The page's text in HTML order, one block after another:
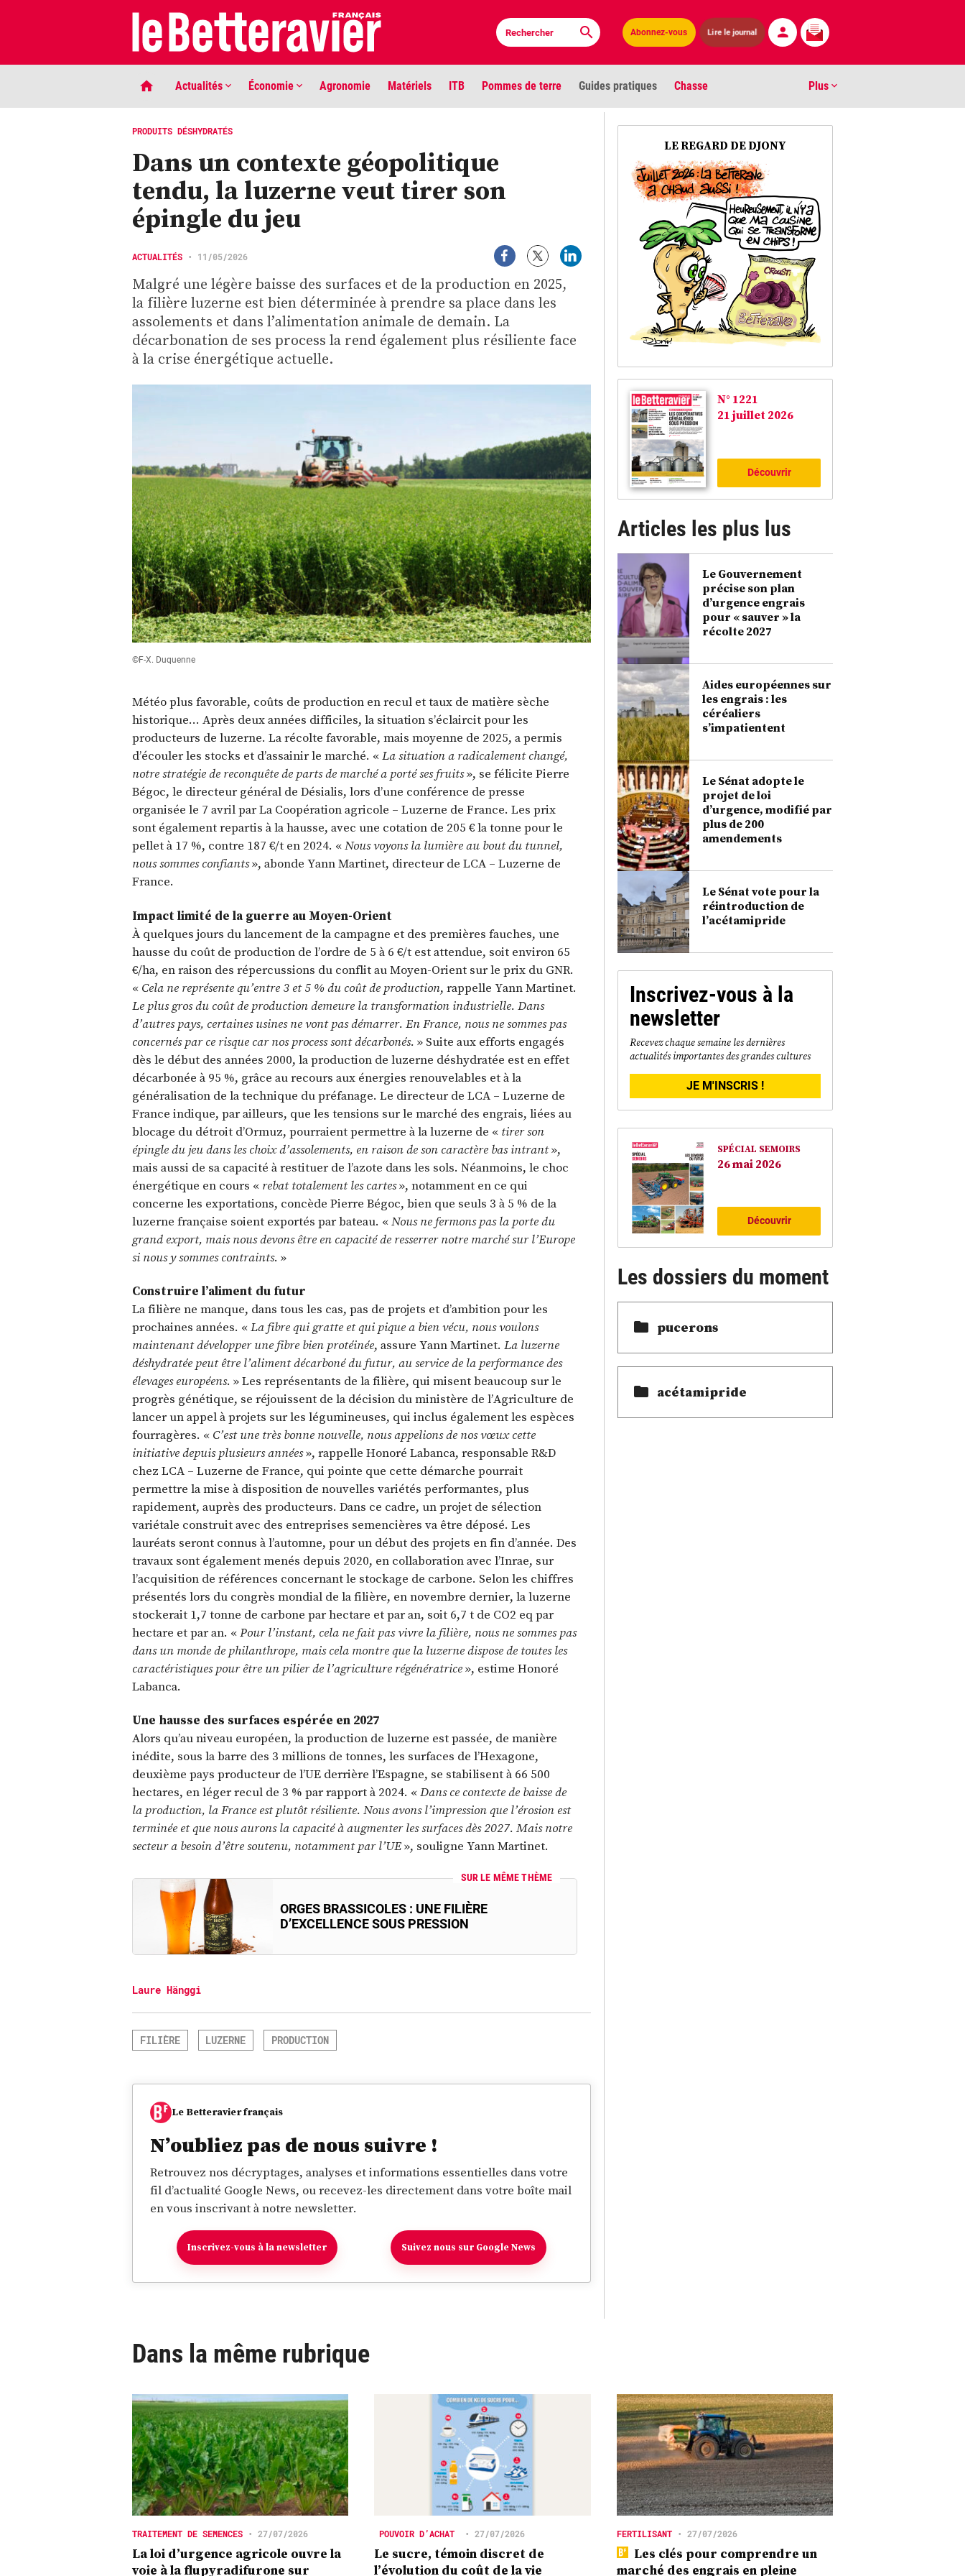
Abonnez-vous Lire le journal
Actualités Économie Agronomie Matériels ITB Pommes de terre Guides pratiques Chasse Plus
LIGNE DE MIRE
Phaco quand tu nous tiens … Les louvetiers devant le Parlement
PLUS
Anciens numéros
Biocarburants
Environnement
Vidéos
Contact
PRODUITS DÉSHYDRATÉS
Dans un contexte géopolitique
tendu, la luzerne veut tirer son
épingle du jeu
ACTUALITÉS • 11/05/2026
Malgré une légère baisse des surfaces et de la production en 2025,
la filière luzerne est bien déterminée à prendre sa place dans les
assolements et dans l’alimentation animale de demain. La
décarbonation de ses process la rend également plus résiliente face
à la crise énergétique actuelle.
©F-X. Duquenne
Météo plus favorable, coûts de production en recul et taux de matière sèche
historique… Après deux années difficiles, la situation s’éclaircit pour les
producteurs de luzerne. La récolte favorable, mais moyenne de 2025, a permis
d’écouler les stocks et d’assainir le marché. «La situation a radicalement changé,
notre stratégie de reconquête de parts de marché a porté ses fruits», se félicite Pierre
Bégoc, le directeur général de Désialis, lors d’une conférence de presse
organisée le 7 avril par La Coopération agricole – Luzerne de France. Les prix
sont également repartis à la hausse, avec une cotation de 205 € la tonne pour le
pellet à 17 %, contre 187 €/t en 2024. «Nous voyons la lumière au bout du tunnel,
nous sommes confiants», abonde Yann Martinet, directeur de LCA – Luzerne de
France.
Impact limité de la guerre au Moyen-Orient
À quelques jours du lancement de la campagne et des premières fauches, une
hausse du coût de production de l’ordre de 5 à 6 €/t est attendue, soit environ 65
€/ha, en raison des répercussions du conflit au Moyen-Orient sur le prix du GNR.
« Cela ne représente qu’entre 3 et 5 % du coût de production, rappelle Yann Martinet.
Le plus gros du coût de production demeure la transformation industrielle. Dans
d’autres pays, certaines usines ne vont pas démarrer. En France, nous ne sommes pas
concernés par ce risque car nos process sont décarbonés. » Suite aux efforts engagés
dès le début des années 2000, la production de luzerne déshydratée est en effet
décarbonée à 95 %, grâce au recours aux énergies renouvelables et à la
généralisation de la technique du préfanage. Le directeur de LCA – Luzerne de
France indique, par ailleurs, que les tensions sur le marché des engrais, liées au
blocage du détroit d’Ormuz, pourraient permettre à la luzerne de « tirer son
épingle du jeu dans les choix d’assolements, en raison de son caractère bas intrant»,
mais aussi de sa capacité à restituer de l’azote dans les sols. Néanmoins, le choc
énergétique en cours « rebat totalement les cartes», notamment en ce qui
concerne les exportations, concède Pierre Bégoc, bien que seuls 3 à 5 % de la
luzerne française soient exportés par bateau. «Nous ne fermons pas la porte du
grand export, mais nous devons être en capacité de resserrer notre marché sur l’Europe
si nous y sommes contraints. »
Construire l’aliment du futur
La filière ne manque, dans tous les cas, pas de projets et d’ambition pour les
prochaines années. «La fibre qui gratte et qui pique a bien vécu, nous voulons
maintenant développer une fibre bien protéinée, assure Yann Martinet. La luzerne
déshydratée peut être l’aliment décarboné du futur, au service de la performance des
élevages européens. » Les représentants de la filière, qui misent beaucoup sur le
progrès génétique, se réjouissent de la décision du ministère de l’Agriculture de
lancer un appel à projets sur les légumineuses, qui inclus également les espèces
fourragères. « C’est une très bonne nouvelle, nous appelions de nos vœux cette
initiative depuis plusieurs années», rappelle Honoré Labanca, responsable R&D
chez LCA – Luzerne de France, qui pointe que cette démarche pourrait
permettre la mise à disposition de nouvelles variétés performantes, plus
rapidement, auprès des producteurs. Dans ce cadre, un projet de sélection
variétale construit avec des entreprises semencières va être déposé. Les
lauréats seront connus à l’automne, pour un début des projets en fin d’année. Des
travaux sont également menés depuis 2020, en collaboration avec l’Inrae, sur
l’acquisition de références concernant le stockage de carbone. Selon les chiffres
présentés lors du congrès mondial de la filière, en novembre dernier, la luzerne
stockerait 1,7 tonne de carbone par hectare et par an, soit 6,7 t de CO2 eq par
hectare et par an. «Pour l’instant, cela ne fait pas vivre la filière, nous ne sommes pas
dans un monde de philanthrope, mais cela montre que la luzerne dispose de toutes les
caractéristiquespour être un pilier de l’agriculture régénératrice», estime Honoré
Labanca.
Une hausse des surfaces espérée en 2027
Alors qu’au niveau européen, la production de luzerne est passée, de manière
inédite, sous la barre des 3 millions de tonnes, les surfaces de l’Hexagone,
deuxième pays producteur de l’UE derrière l’Espagne, se stabilisent à 66 500
hectares, en léger recul de 3 % par rapport à 2024. «Dans ce contexte de baisse de
la production, la France est plutôt résiliente. Nous avons l’impression que l’érosion est
terminée et que nous aurons la capacité à augmenter les surfaces dès 2027. Mais notre
secteur a besoin d’être soutenu, notamment par l’UE», souligne Yann Martinet.
SUR LE MÊME THÈME
ORGES BRASSICOLES : UNE FILIÈRE
D’EXCELLENCE SOUS PRESSION
Laure Hänggi
FILIÈRE LUZERNE PRODUCTION
Le Betteravier français
N’oubliez pas de nous suivre !
Retrouvez nos décryptages, analyses et informations essentielles dans votre
fil d’actualité Google News, ou recevez-les directement dans votre boîte mail
en vous inscrivant à notre newsletter.
Inscrivez-vous à la newsletter Suivez nous sur Google News
LE REGARD DE DJONY
N° 1221
21 juillet 2026
Découvrir
Articles les plus lus
Le Gouvernement
précise son plan
d’urgence engrais
pour « sauver » la
récolte 2027
Aides européennes sur
les engrais : les
céréaliers
s’impatientent
Le Sénat adopte le
projet de loi
d’urgence, modifié par
plus de 200
amendements
Le Sénat vote pour la
réintroduction de
l’acétamipride
Inscrivez-vous à la
newsletter
Recevez chaque semaine les dernières
actualités importantes des grandes cultures
JE M'INSCRIS !
SPÉCIAL SEMOIRS
26 mai 2026
Découvrir
Les dossiers du moment
pucerons
acétamipride
Dans la même rubrique
TRAITEMENT DE SEMENCES • 27/07/2026
La loi d’urgence agricole ouvre la
voie à la flupyradifurone sur
POUVOIR D’ACHAT • 27/07/2026
Le sucre, témoin discret de
l’évolution du coût de la vie
FERTILISANT • 27/07/2026
Les clés pour comprendre un
marché des engrais en pleine